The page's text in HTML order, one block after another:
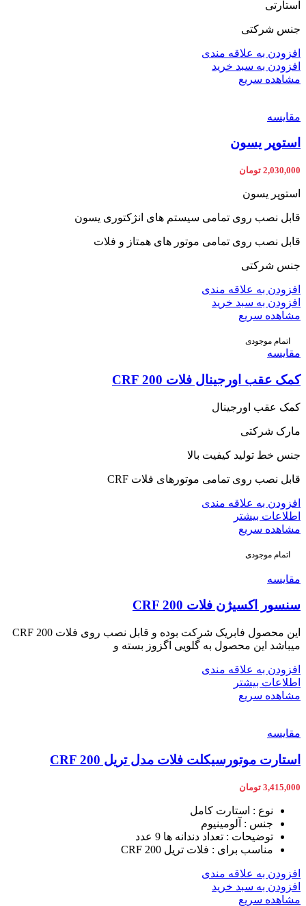
استارتی
جنس شرکتی
افزودن به علاقه مندی
افزودن به سبد خرید
مشاهده سریع
مقایسه
استوپر یسون
2,030,000 تومان
استوپر یسون
قابل نصب روی تمامی سیستم های انژکتوری یسون
قابل نصب روی تمامی موتور های همتاز و فلات
جنس شرکتی
افزودن به علاقه مندی
افزودن به سبد خرید
مشاهده سریع
اتمام موجودی
مقایسه
کمک عقب اورجینال فلات CRF 200
کمک عقب اورجینال
مارک شرکتی
جنس خط تولید کیفیت بالا
قابل نصب روی تمامی موتورهای فلات CRF
افزودن به علاقه مندی
اطلاعات بیشتر
مشاهده سریع
اتمام موجودی
مقایسه
سنسور اکسیژن فلات CRF 200
این محصول فابریک شرکت بوده و قابل نصب روی فلات CRF 200
میباشد این محصول به گلویی اگزوز بسته و
افزودن به علاقه مندی
اطلاعات بیشتر
مشاهده سریع
مقایسه
استارت موتورسیکلت فلات مدل تریل CRF 200
3,415,000 تومان
نوع : استارت کامل
جنس : آلومینیوم
توضیحات : تعداد دندانه ها 9 عدد
مناسب برای : فلات تریل CRF 200
افزودن به علاقه مندی
افزودن به سبد خرید
مشاهده سریع